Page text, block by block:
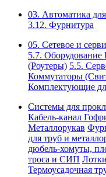
03. Автоматика
3.12. Фурнитура
05. Сетевое и
5.7.
(Роутеры) 5.5.
Коммутаторы
Комплектующие
Системы для
Кабель-канал
Металлорукав
для труб и
дюбель-хомуты,
троса и СИП
Термоусадочная